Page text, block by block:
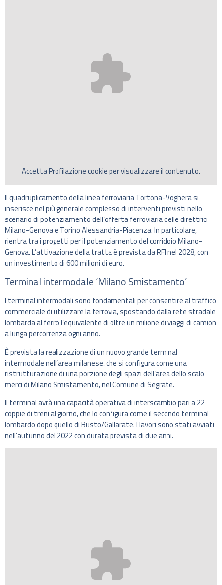
AccettaProfilazionecookie per visualizzare il contenuto.
Il quadruplicamento della linea ferroviaria Tortona-Voghera si
inserisce nel più generale complesso di interventi previsti nello
scenario di potenziamento dell’offerta ferroviaria delle direttrici
Milano-Genova e Torino Alessandria-Piacenza. In particolare,
rientra tra i progetti per il potenziamento del corridoio Milano-
Genova. L’attivazione della tratta è prevista da RFI nel 2028, con
un investimento di 600 milioni di euro.
Terminal intermodale ‘Milano Smistamento’
I terminal intermodali sono fondamentali per consentire al traffico
commerciale di utilizzare la ferrovia, spostando dalla rete stradale
lombarda al ferro l’equivalente di oltre un milione di viaggi di camion
a lunga percorrenza ogni anno.
È prevista la realizzazione di un nuovo grande terminal
intermodale nell’area milanese, che si configura come una
ristrutturazione di una porzione degli spazi dell’area dello scalo
merci di Milano Smistamento, nel Comune di Segrate.
Il terminal avrà una capacità operativa di interscambio pari a 22
coppie di treni al giorno, che lo configura come il secondo terminal
lombardo dopo quello di Busto/Gallarate. I lavori sono stati avviati
nell’autunno del 2022 con durata prevista di due anni.